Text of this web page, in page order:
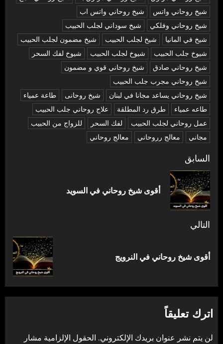
شيخ روحاني واتس
شيخ روحاني واتس اب
شيخ روحاني وفلكي
شيخ سوداني لجلب الحبيب
شيخ في المانيا
شيخ لجلب الحبيب
شيخ مضمون لجلب الحبيب
شيوخ جلب الحبيب
شيوخ لجلب الحبيب
شيوخ لفك السحر
شیخ روحاني صادق
شیخ روحاني قوي و مضمون
شیخ روحاني مجرب جلب الحبيب
شیخ روحاني يساعد مجانا في لبنان
شیخ روحانی
طاعة عمياء
طاعه عمياء
طرق رد المطلقة
علاج روحاني جلب الحبيب
عمل روحاني لجلب الحبيب
لفك السحر
للزواج من الحبيب
مجاني
معالج رروحاني معالج روحاني
تصفّح
المقالات
السابق
أقوى شيخ روحاني في السويد
التالي
المقالة
أقوى شيخ روحاني في النرويج
اترك تعليقاً
لن يتم نشر عنوان بريدك الإلكتروني. الحقول الإلزامية مشار